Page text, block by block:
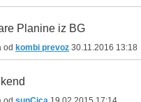
Planine iz BG
od kombi prevoz 30.11.2016 13:18